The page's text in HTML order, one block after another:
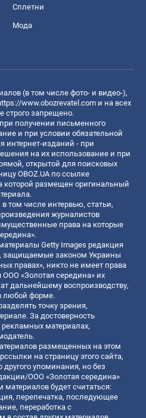
Сплетни
Мода
(в том числе фото- и видео-),
www.obozrevatel.com и на всех
строго запрещено.
получении письменного
и при условии обязательной
интернет-изданий - при
на их использование и при
открытой для поисковых
OBOZ.UA по ссылке
которой размещен оригинальный
том числе интервью, статьи,
журналистов
права на которые
Getty Images редакция
защищаемые законом Украины
правах», никто не имеет права
«Золотая середина» их
дальнейшему воспроизводству,
любой форме.
точку зрения,
За достоверность
материалах,
размещенных на этом
на страницу этого сайта,
другого упоминания, но без
ООО «Золотая середина»
будет считаться:
перепечатка, последующее
переработка с